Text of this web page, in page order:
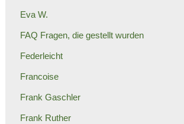
Eva W.
FAQ Fragen, die gestellt wurden
Federleicht
Francoise
Frank Gaschler
Frank Ruther